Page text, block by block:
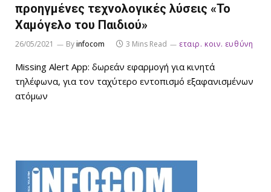
προηγμένες τεχνολογικές λύσεις «Το
Χαμόγελο του Παιδιού»
26/05/2021 Byinfocom 3 Mins Read εταιρ. κοιν. ευθύνη
Missing Alert App: δωρεάν εφαρμογή για κινητά
τηλέφωνα, για τον ταχύτερο εντοπισμό εξαφανισμένων
ατόμων